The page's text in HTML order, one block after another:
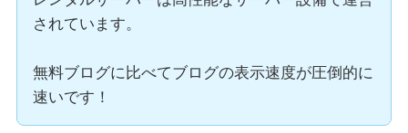
されています。
無料ブログに比べてブログの表示速度が圧倒的に
速いです！